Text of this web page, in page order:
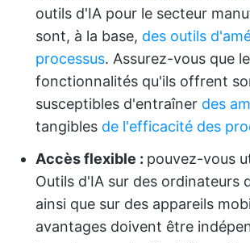
outils d'IA pour le secteur
sont, à la base, des outils
processus. Assurez-vous que
fonctionnalités qu'ils offrent
susceptibles d'entraîner des
tangibles de l'efficacité des
Accès flexible : pouvez-vous
Outils d'IA sur des ordinateurs
ainsi que sur des appareils
avantages doivent être